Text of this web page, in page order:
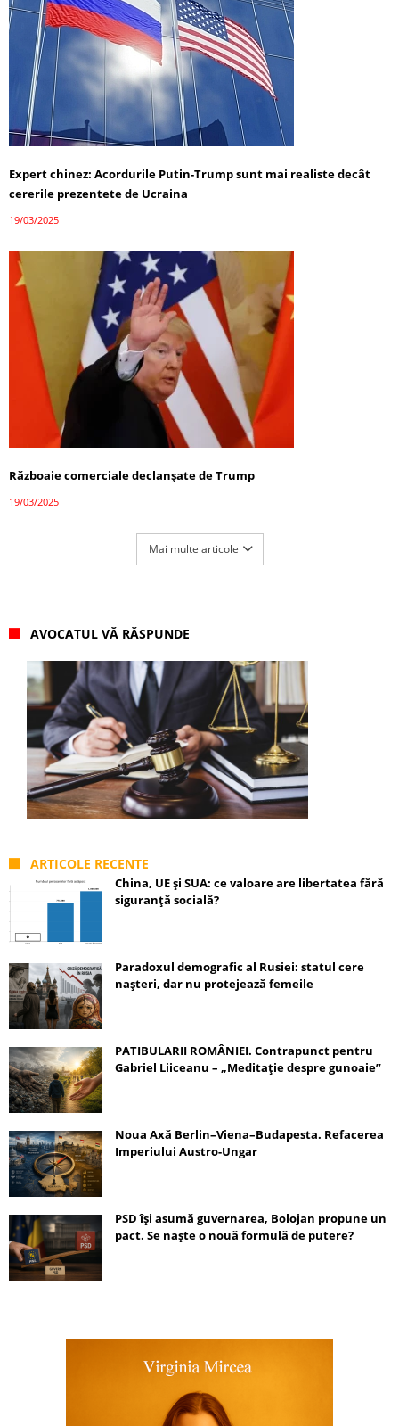
Expert chinez: Acordurile Putin-Trump sunt mai realiste decât
cererile prezentete de Ucraina
19/03/2025
Războaie comerciale declanșate de Trump
19/03/2025
Mai multe articole
AVOCATUL VĂ RĂSPUNDE
ARTICOLE RECENTE
China, UE și SUA: ce valoare are libertatea fără
siguranță socială?
Paradoxul demografic al Rusiei: statul cere
nașteri, dar nu protejează femeile
PATIBULARII ROMÂNIEI. Contrapunct pentru
Gabriel Liiceanu – „Meditație despre gunoaie”
Noua Axă Berlin–Viena–Budapesta. Refacerea
Imperiului Austro-Ungar
PSD își asumă guvernarea, Bolojan propune un
pact. Se naște o nouă formulă de putere?